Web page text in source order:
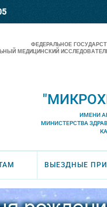
ФЕДЕРАЛЬНОЕ
МЕДИЦИНСКИЙ
ИМЕНИ
МИНИСТЕРСТВА
ВЫЕЗДНЫЕ